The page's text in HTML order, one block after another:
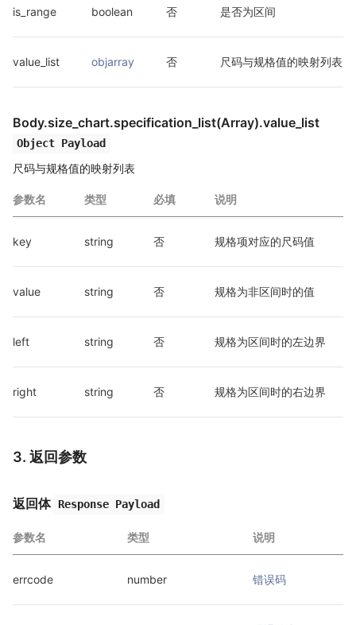
is_range boolean 否 是否为区间
value_list objarray 否 尺码与规格值的映射列表
Body.size_chart.specification_list(Array).value_list
Object Payload
尺码与规格值的映射列表
参数名 类型 必填 说明
key string 否 规格项对应的尺码值
value string 否 规格为非区间时的值
left string 否 规格为区间时的左边界
right string 否 规格为区间时的右边界
3. 返回参数
返回体 Response Payload
参数名 类型 说明
errcode number 错误码